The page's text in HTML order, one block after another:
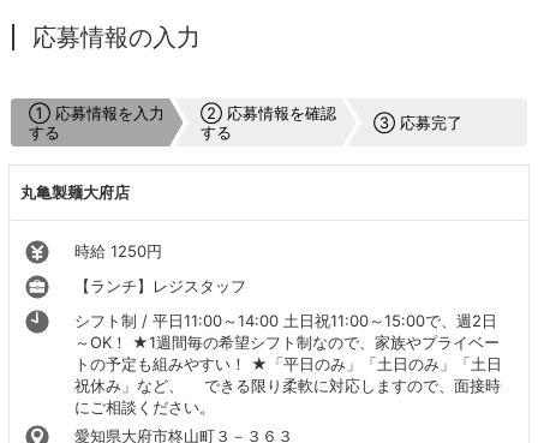
応募情報の入力
① 応募情報を入力
する
② 応募情報を確認
する
③ 応募完了
丸亀製麺大府店
時給 1250円
【ランチ】レジスタッフ
シフト制 / 平日11:00～14:00 土日祝11:00～15:00で、週2日
～OK！ ★1週間毎の希望シフト制なので、家族やプライベー
トの予定も組みやすい！ ★「平日のみ」「土日のみ」「土日
祝休み」など、 できる限り柔軟に対応しますので、面接時
にご相談ください。
愛知県大府市柊山町３－３６３